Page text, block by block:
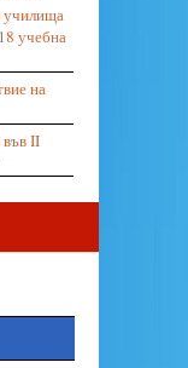
училища
учебна
на
II